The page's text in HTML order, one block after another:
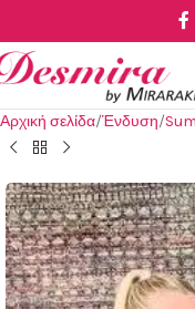
Αρχική σελίδα Ένδυση